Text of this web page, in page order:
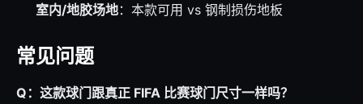
室内/地胶场地：本款可用 vs 钢制损伤地板
常见问题
Q：这款球门跟真正 FIFA 比赛球门尺寸一样吗？